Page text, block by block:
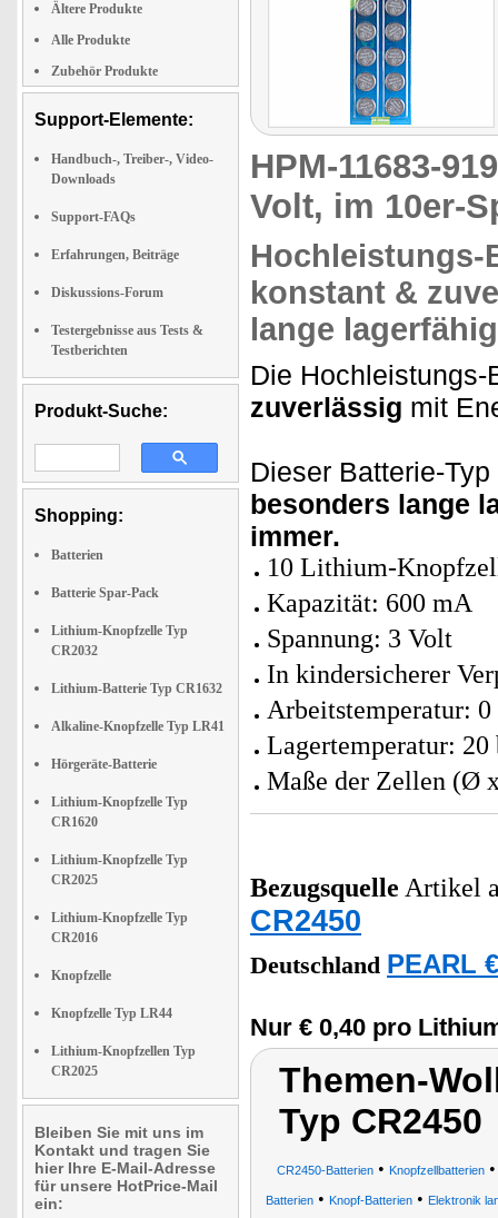
Ältere Produkte
Alle Produkte
Zubehör Produkte
Support-Elemente:
Handbuch-, Treiber-, Video-
Downloads
Support-FAQs
Erfahrungen, Beiträge
Diskussions-Forum
Testergebnisse aus Tests &
Testberichten
Produkt-Suche:
Shopping:
Batterien
Batterie Spar-Pack
Lithium-Knopfzelle Typ
CR2032
Lithium-Batterie Typ CR1632
Alkaline-Knopfzelle Typ LR41
Hörgeräte-Batterie
Lithium-Knopfzelle Typ
CR1620
Lithium-Knopfzelle Typ
CR2025
Lithium-Knopfzelle Typ
CR2016
Knopfzelle
Knopfzelle Typ LR44
Lithium-Knopfzellen Typ
CR2025
Bleiben Sie mit uns im
Kontakt und tragen Sie
hier Ihre E-Mail-Adresse
für unsere HotPrice-Mail
ein:
HPM-11683-
Volt, im 10er-
Hochleistungs-
konstant &
lange lagerfähig
Die
zuverlässig mit
Dieser Batterie-
besonders lange
immer.
10 Lithium-
Kapazität: 600 mA
Spannung: 3 Volt
In kindersicherer
Arbeitstemperatur: 0
Lagertemperatur: 20
Maße der Zellen (Ø
Bezugsquelle Artikel
CR2450
Deutschland PEARL
Nur € 0,40 pro
Themen-
Typ CR2450
CR2450-Batterien • Knopfzellbatterien
Batterien • Knopf-Batterien • Elektronik